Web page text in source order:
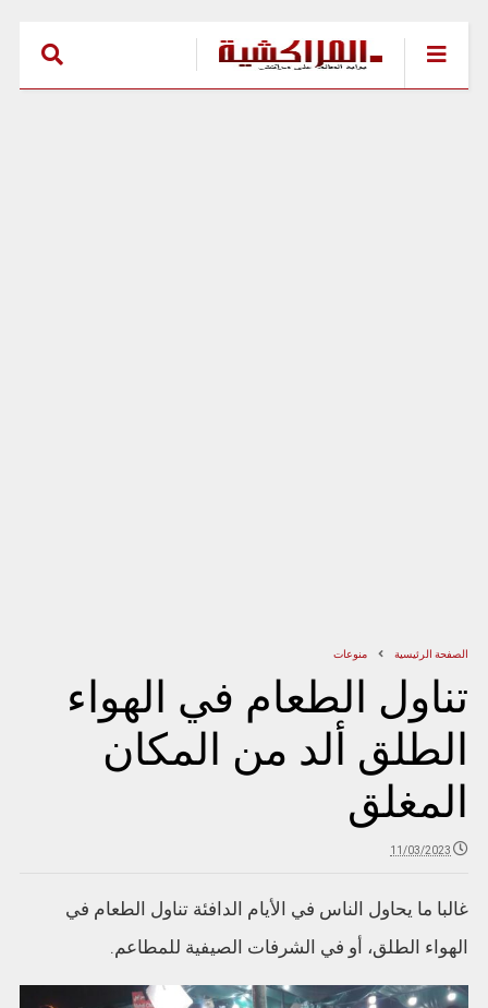
الصفحة الرئيسية منوعات
تناول الطعام في الهواء
الطلق ألد من المكان
المغلق
11/03/2023
غالبا ما يحاول الناس في الأيام الدافئة تناول الطعام في
الهواء الطلق، أو في الشرفات الصيفية للمطاعم.